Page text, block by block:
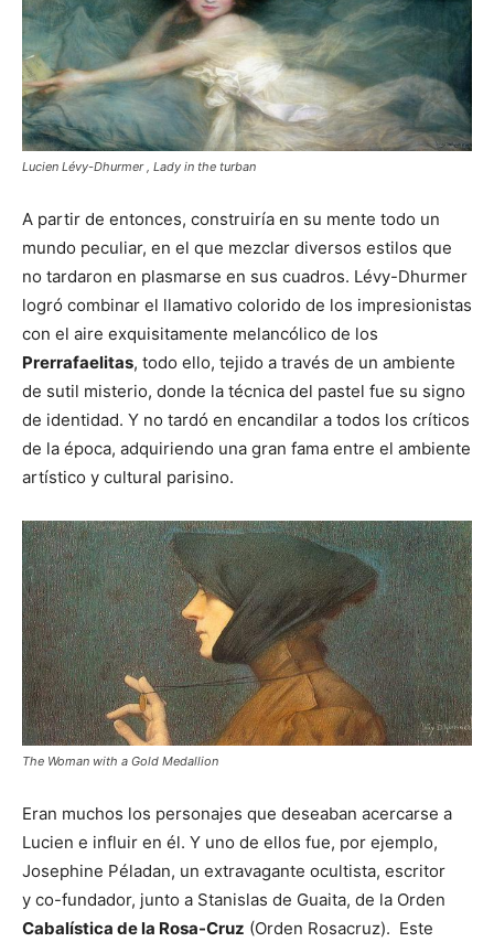
Lucien Lévy-Dhurmer , Lady in the turban
A partir de entonces, construiría en su mente todo un
mundo peculiar, en el que mezclar diversos estilos que
no tardaron en plasmarse en sus cuadros. Lévy-Dhurmer
logró combinar el llamativo colorido de los impresionistas
con el aire exquisitamente melancólico de los
Prerrafaelitas, todo ello, tejido a través de un ambiente
de sutil misterio, donde la técnica del pastel fue su signo
de identidad. Y no tardó en encandilar a todos los críticos
de la época, adquiriendo una gran fama entre el ambiente
artístico y cultural parisino.
The Woman with a Gold Medallion
Eran muchos los personajes que deseaban acercarse a
Lucien e influir en él. Y uno de ellos fue, por ejemplo,
Josephine Péladan, un extravagante ocultista, escritor
y co-fundador, junto a Stanislas de Guaita, de la Orden
Cabalística de la Rosa-Cruz (Orden Rosacruz). Este